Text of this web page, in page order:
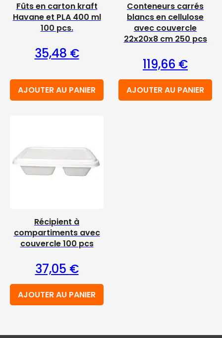
Fûts en carton kraft
Havane et PLA 400 ml
100 pcs.
35,48 €
AJOUTER AU PANIER
Conteneurs carrés
blancs en cellulose
avec couvercle
22x20x8 cm 250 pcs
119,66 €
AJOUTER AU PANIER
Récipient à
compartiments avec
couvercle 100 pcs
37,05 €
AJOUTER AU PANIER